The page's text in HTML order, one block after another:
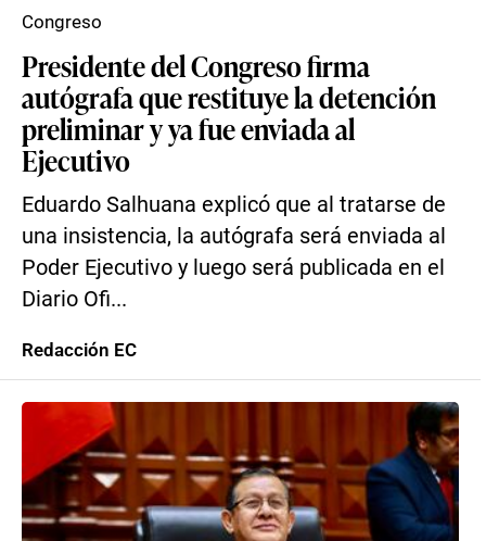
Presidente del Congreso firma
autógrafa que restituye la detención
preliminar y ya fue enviada al
Ejecutivo
Eduardo Salhuana explicó que al tratarse de
una insistencia, la autógrafa será enviada al
Poder Ejecutivo y luego será publicada en el
Diario Ofi...
Congreso
Redacción EC